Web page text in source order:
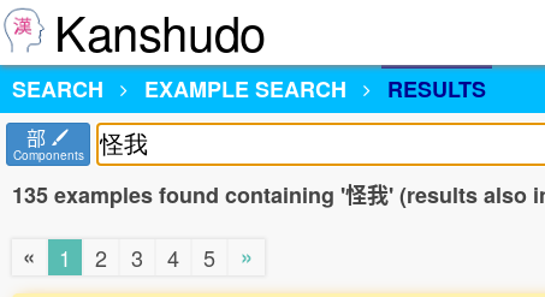
Kanshudo
SEARCH
EXAMPLE SEARCH RESULTS
部
Components
135 examples found containing '怪我' (results
«
1 2 3 4 5 »